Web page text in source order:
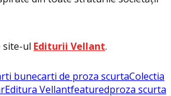
site-ul Editurii Vellant.
bunecarti de proza scurtaColectia
Editura Vellantfeaturedproza scurta